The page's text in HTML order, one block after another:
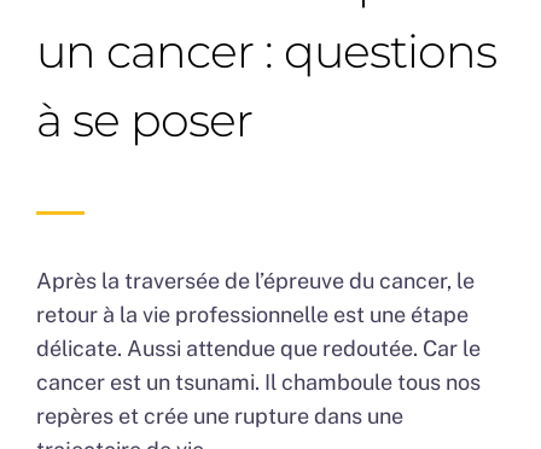
un cancer : questions
à se poser
Après la traversée de l’épreuve du cancer, le
retour à la vie professionnelle est une étape
délicate. Aussi attendue que redoutée. Car le
cancer est un tsunami. Il chamboule tous nos
repères et crée une rupture dans une